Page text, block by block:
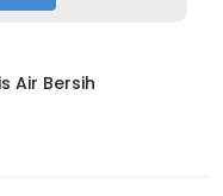
Air Bersih